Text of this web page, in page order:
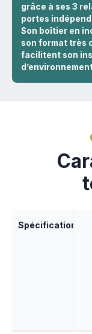
grâce à ses 3
portes
Son boîtier en
son format très
facilitent son
Spécifications